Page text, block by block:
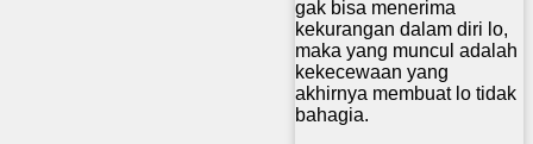
gak bisa menerima
kekurangan dalam diri lo,
maka yang muncul adalah
kekecewaan yang
akhirnya membuat lo tidak
bahagia.